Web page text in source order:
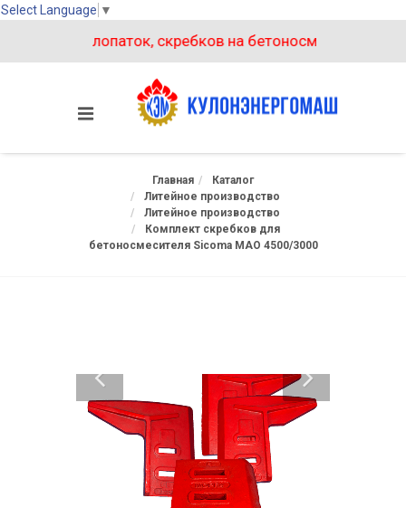
Select Language ▼
лопаток, скребков на бетоносмеситель БП-
Главная
Каталог
Литейное производство
Литейное производство
Комплект скребков для
бетоносмесителя Sicoma MAO 4500/3000